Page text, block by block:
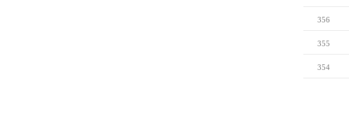
356
355
354